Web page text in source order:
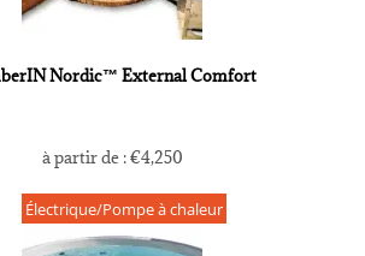
Nordic™ External Comfort
à partir de :€4,250
Électrique/Pompe à chaleur